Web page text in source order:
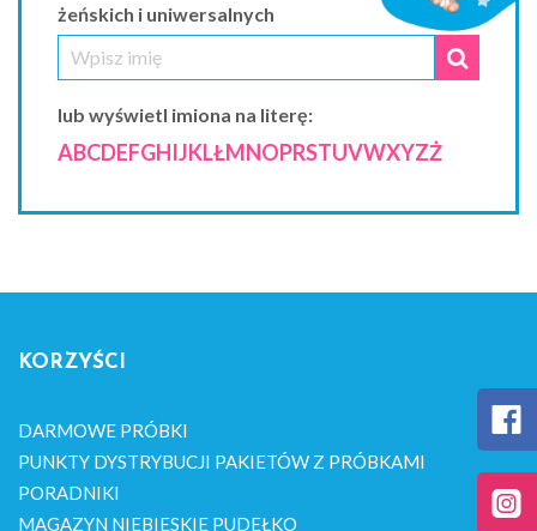
żeńskich i uniwersalnych
lub wyświetl imiona na literę:
ABCDEFGHIJKLŁMNOPRSTUVWXYZŻ
KORZYŚCI
DARMOWE PRÓBKI
PUNKTY DYSTRYBUCJI PAKIETÓW Z PRÓBKAMI
PORADNIKI
MAGAZYN NIEBIESKIE PUDEŁKO